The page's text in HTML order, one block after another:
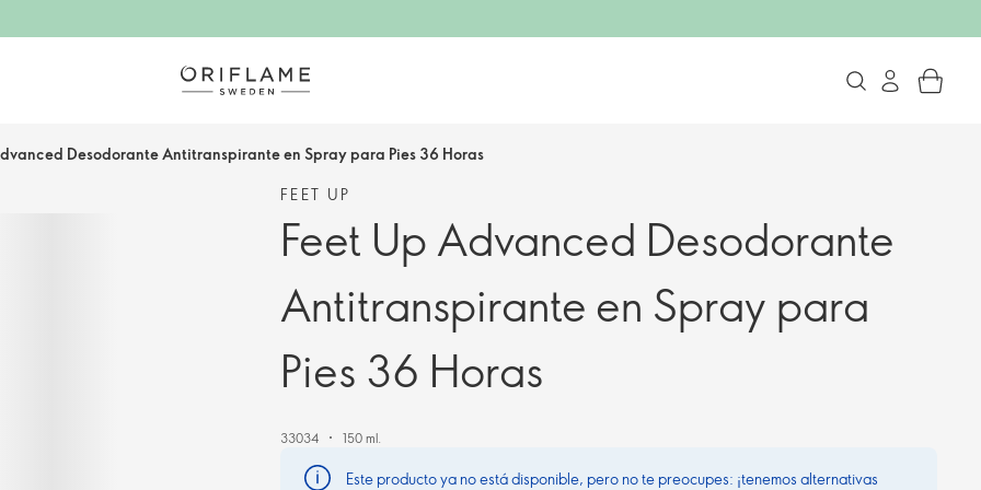
Desodorante Antitranspirante en Spray para Pies 36 Horas
FEET UP
Feet Up Advanced Desodorante
Antitranspirante en Spray para
Pies 36 Horas
33034 150 ml.
Este producto ya no está disponible, pero no te preocupes: ¡tenemos alternativas